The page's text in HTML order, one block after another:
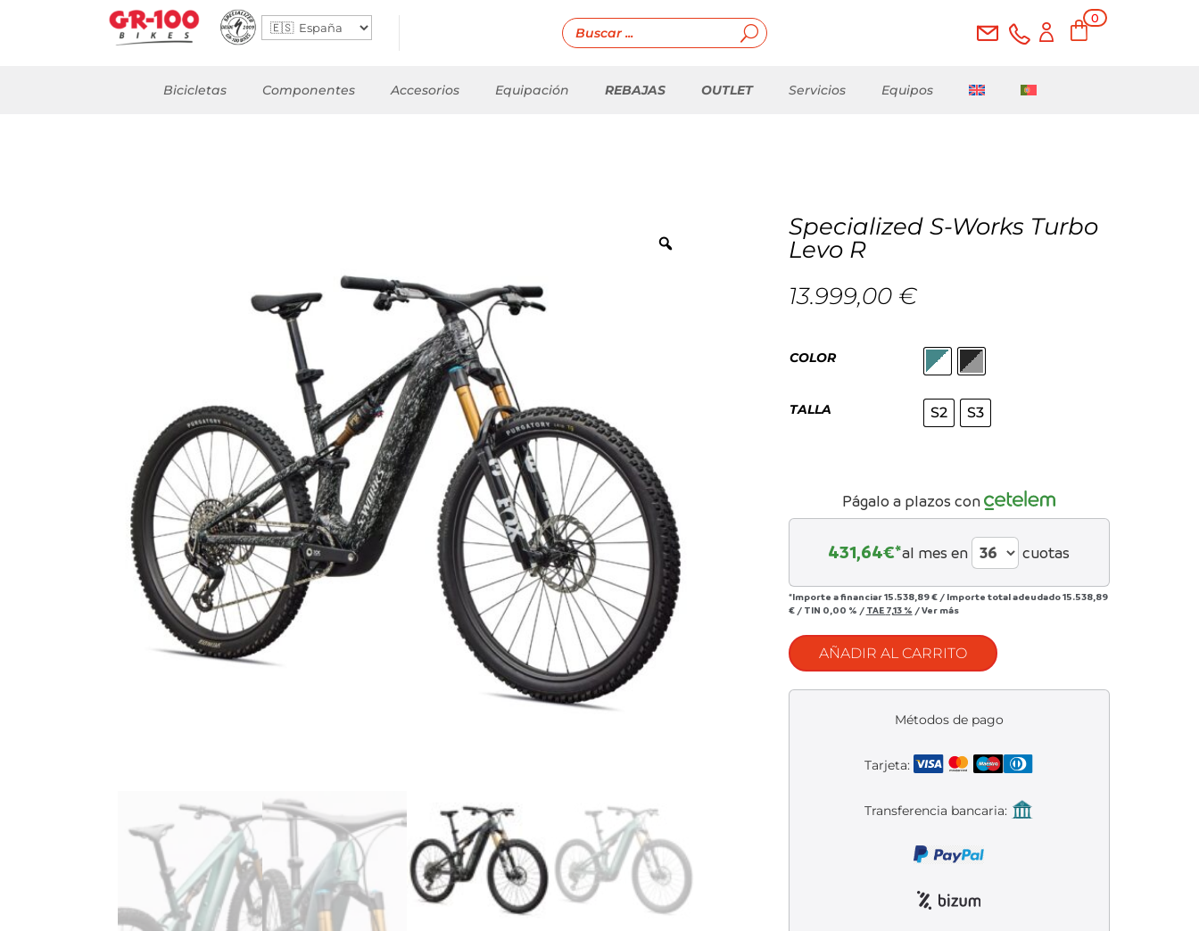
0
ele
Bicicletas Componentes Accesorios Equipación REBAJAS OUTLET Servicios Equipos
Specialized S-Works Turbo
Levo R
13.999,00 €
COLOR
TALLA S2 S3
Págalo a plazos con
431,64€*al mes en cuotas
*Importe a financiar15.538,89 € / Importe total adeudado15.538,89
€/ TIN 0,00 % / TAE 7,13 % /Ver más
AÑADIR AL CARRITO
Métodos de pago
Tarjeta:
Transferencia bancaria: